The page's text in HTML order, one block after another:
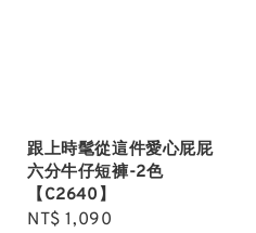
跟上時髦從這件愛心屁屁
六分牛仔短褲-2色
【C2640】
Regular
NT$ 1,090